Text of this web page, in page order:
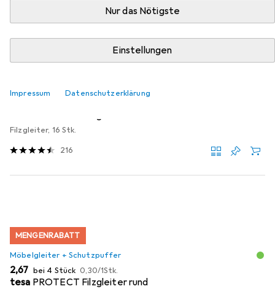
Nur das Nötigste
Einstellungen
Impressum Datenschutzerklärung
Möbelgleiter + Schutzpuffer
Filzgleiter, 16 Stk.
216
MENGENRABATT
Möbelgleiter + Schutzpuffer
EUR
2,67 bei 4 Stück EUR
0,30/1Stk.
tesa PROTECT Filzgleiter rund